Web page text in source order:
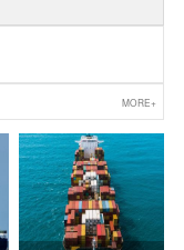
MORE+